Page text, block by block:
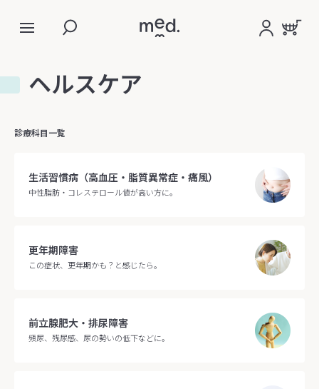
ヘルスケア
診療科目一覧
生活習慣病（高血圧・脂質異常症・痛風）
中性脂肪・コレステロール値が高い方に。
更年期障害
この症状、更年期かも？と感じたら。
前立腺肥大・排尿障害
頻尿、残尿感、尿の勢いの低下などに。